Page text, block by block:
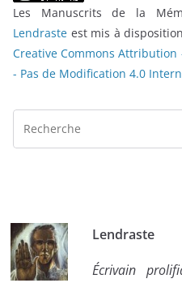
Les Manuscrits de la
Lendraste est mis à
Creative Commons
- Pas de Modification 4.0
Lendraste
Écrivain